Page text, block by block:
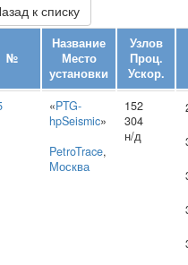
к списку
№
Название
Место
установки
Узлов
Проц.
Ускор.
«PTG-
hpSeismic»
PetroTrace,
Москва
152
304
н/д